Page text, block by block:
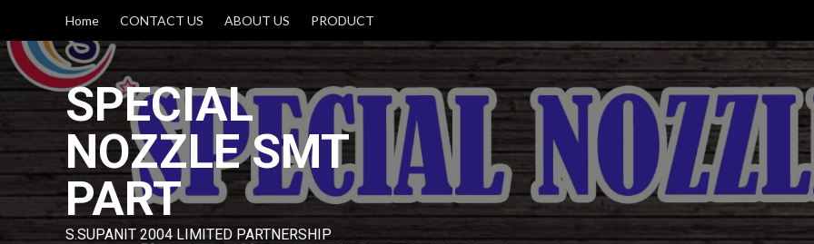
content
Home CONTACT US ABOUT US PRODUCT
SPECIAL
NOZZLE SMT
PART
S.SUPANIT 2004 LIMITED PARTNERSHIP